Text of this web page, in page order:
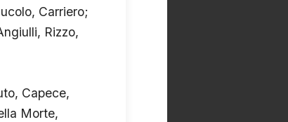
Carriero;
Rizzo,
Capece,
Morte,